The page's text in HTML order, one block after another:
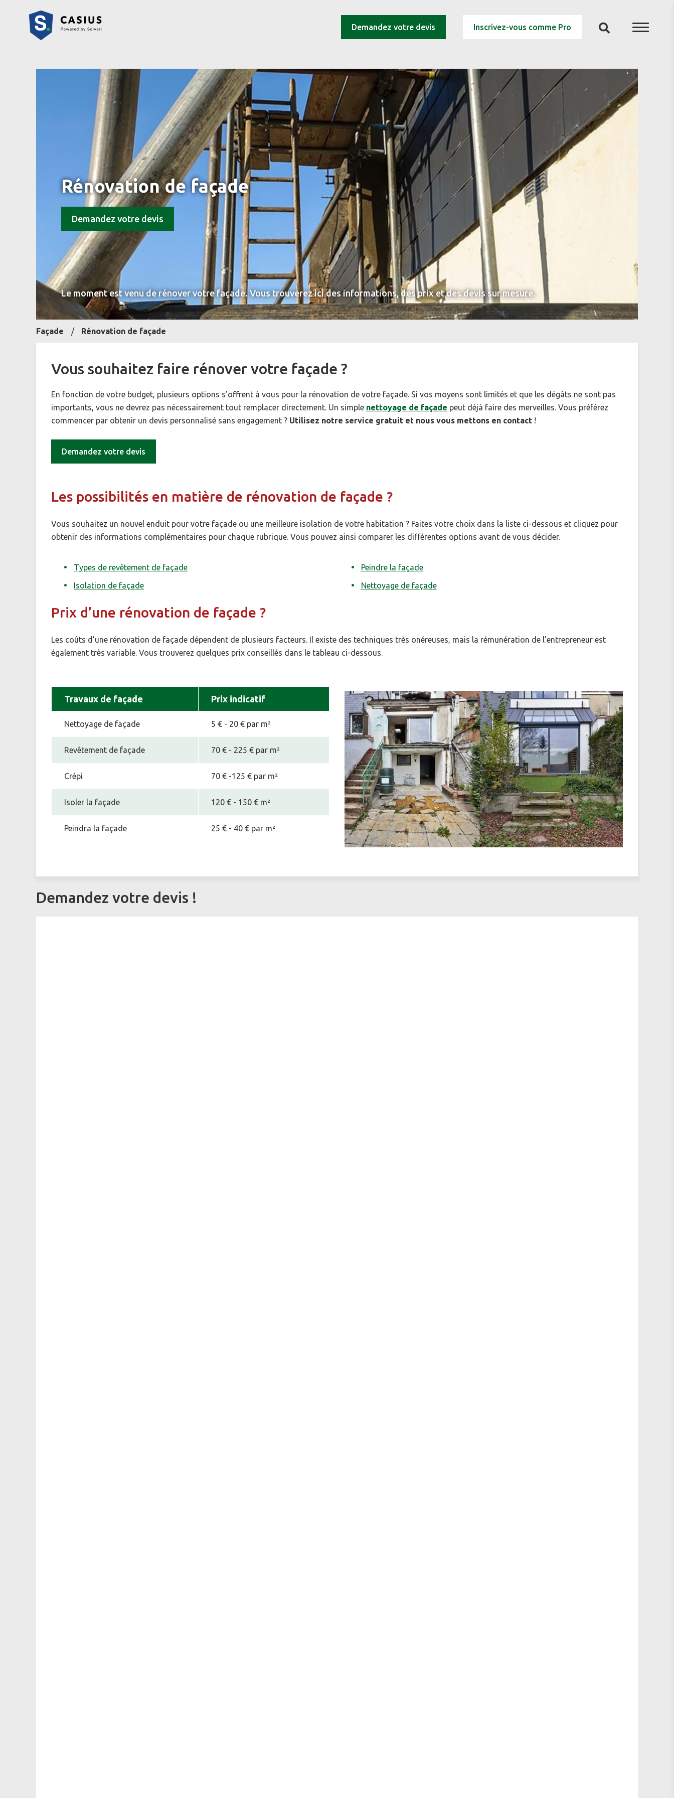
Demandez votre devis Inscrivez-vous comme Pro
Rénovation de façade
Demandez votre devis
Le moment est venu de rénover votre façade. Vous trouverez ici des informations, des prix et des devis sur mesure.
Façade Rénovation de façade
Vous souhaitez faire rénover votre façade ?
En fonction de votre budget, plusieurs options s’offrent à vous pour la rénovation de votre façade. Si vos moyens sont limités et que les dégâts ne sont pas
importants, vous ne devrez pas nécessairement tout remplacer directement. Un simple nettoyage de façade peut déjà faire des merveilles. Vous préférez
commencer par obtenir un devis personnalisé sans engagement ? Utilisez notre service gratuit et nous vous mettons en contact !
Demandez votre devis
Les possibilités en matière de rénovation de façade ?
Vous souhaitez un nouvel enduit pour votre façade ou une meilleure isolation de votre habitation ? Faites votre choix dans la liste ci-dessous et cliquez pour
obtenir des informations complémentaires pour chaque rubrique. Vous pouvez ainsi comparer les différentes options avant de vous décider.
Types de revêtement de façade
Isolation de façade
Peindre la façade
Nettoyage de façade
Prix d’une rénovation de façade ?
Les coûts d’une rénovation de façade dépendent de plusieurs facteurs. Il existe des techniques très onéreuses, mais la rémunération de l’entrepreneur est
également très variable. Vous trouverez quelques prix conseillés dans le tableau ci-dessous.
Travaux de façade Prix indicatif
Nettoyage de façade 5 € - 20 € par m²
Revêtement de façade 70 € - 225 € par m²
Crépi 70 € -125 € par m²
Isoler la façade 120 € - 150 € m²
Peindra la façade 25 € - 40 € par m²
Demandez votre devis !